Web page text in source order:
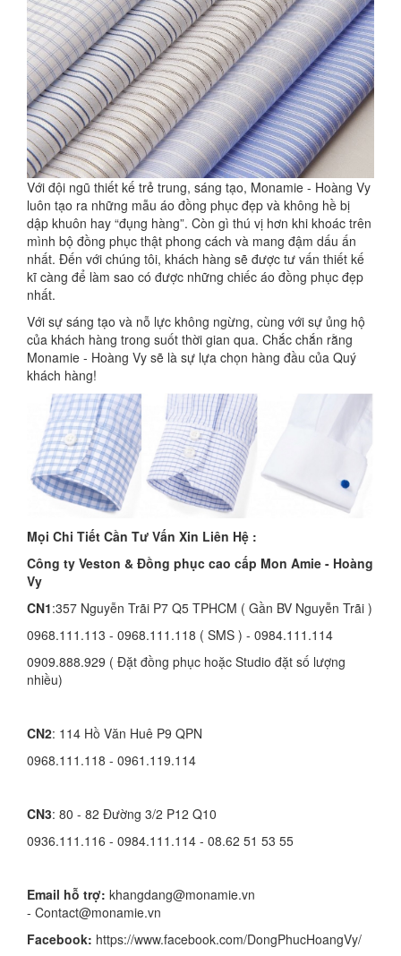
Với đội ngũ thiết kế trẻ trung, sáng tạo, Monamie - Hoàng Vy
luôn tạo ra những mẫu áo đồng phục đẹp và không hề bị
dập khuôn hay “đụng hàng”. Còn gì thú vị hơn khi khoác trên
mình bộ đồng phục thật phong cách và mang đậm dấu ấn
nhất. Đến với chúng tôi, khách hàng sẽ được tư vấn thiết kế
kĩ càng để làm sao có được những chiếc áo đồng phục đẹp
nhất.
Với sự sáng tạo và nỗ lực không ngừng, cùng với sự ủng hộ
của khách hàng trong suốt thời gian qua. Chắc chắn rằng
Monamie - Hoàng Vy sẽ là sự lựa chọn hàng đầu của Quý
khách hàng!
Mọi Chi Tiết Cần Tư Vấn Xin Liên Hệ :
Công ty Veston & Đồng phục cao cấp Mon Amie - Hoàng
Vy
CN1:357 Nguyễn Trãi P7 Q5 TPHCM ( Gần BV Nguyễn Trãi )
0968.111.113 - 0968.111.118 ( SMS ) - 0984.111.114
0909.888.929 ( Đặt đồng phục hoặc Studio đặt số lượng
nhiều)
CN2: 114 Hồ Văn Huê P9 QPN
0968.111.118 - 0961.119.114
CN3: 80 - 82 Đường 3/2 P12 Q10
0936.111.116 - 0984.111.114 - 08.62 51 53 55
Email hỗ trợ: khangdang@monamie.vn
- Contact@monamie.vn
Facebook: https://www.facebook.com/DongPhucHoangVy/